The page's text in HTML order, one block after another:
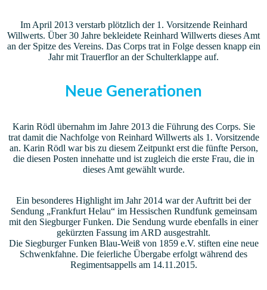
Im April 2013 verstarb plötzlich der 1. Vorsitzende Reinhard
Willwerts. Über 30 Jahre bekleidete Reinhard Willwerts dieses Amt
an der Spitze des Vereins. Das Corps trat in Folge dessen knapp ein
Jahr mit Trauerflor an der Schulterklappe auf.
Neue Generationen
Karin Rödl übernahm im Jahre 2013 die Führung des Corps. Sie
trat damit die Nachfolge von Reinhard Willwerts als 1. Vorsitzende
an. Karin Rödl war bis zu diesem Zeitpunkt erst die fünfte Person,
die diesen Posten innehatte und ist zugleich die erste Frau, die in
dieses Amt gewählt wurde.
Ein besonderes Highlight im Jahr 2014 war der Auftritt bei der
Sendung „Frankfurt Helau“ im Hessischen Rundfunk gemeinsam
mit den Siegburger Funken. Die Sendung wurde ebenfalls in einer
gekürzten Fassung im ARD ausgestrahlt.
Die Siegburger Funken Blau-Weiß von 1859 e.V. stiften eine neue
Schwenkfahne. Die feierliche Übergabe erfolgt während des
Regimentsappells am 14.11.2015.